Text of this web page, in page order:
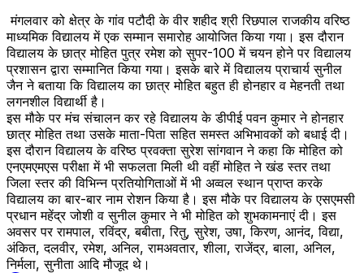
मंगलवार को क्षेत्र के गांव पटौदी के वीर शहीद श्री रिछपाल राजकीय वरिष्ठ
माध्यमिक विद्यालय में एक सम्मान समारोह आयोजित किया गया। इस दौरान
विद्यालय के छात्र मोहित पुत्र रमेश को सुपर-100 में चयन होने पर विद्यालय
प्रशासन द्वारा सम्मानित किया गया। इसके बारे में विद्यालय प्राचार्य सुनील
जैन ने बताया कि विद्यालय का छात्र मोहित बहुत ही होनहार व मेहनती तथा
लगनशील विद्यार्थी है।
इस मौके पर मंच संचालन कर रहे विद्यालय के डीपीई पवन कुमार ने होनहार
छात्र मोहित तथा उसके माता-पिता सहित समस्त अभिभावकों को बधाई दी।
इस दौरान विद्यालय के वरिष्ठ प्रवक्ता सुरेश सांगवान ने कहा कि मोहित को
एनएमएमएस परीक्षा में भी सफलता मिली थी वहीं मोहित ने खंड स्तर तथा
जिला स्तर की विभिन्न प्रतियोगिताओं में भी अव्वल स्थान प्राप्त करके
विद्यालय का बार-बार नाम रोशन किया है। इस मौके पर विद्यालय के एसएमसी
प्रधान महेंद्र जोशी व सुनील कुमार ने भी मोहित को शुभकामनाएं दी। इस
अवसर पर रामपाल, रविंद्र, बबीता, रितु, सुरेश, उषा, किरण, आनंद, विद्या,
अंकित, दलवीर, रमेश, अनिल, रामअवतार, शीला, राजेंद्र, बाला, अनिल,
निर्मला, सुनीता आदि मौजूद थे।